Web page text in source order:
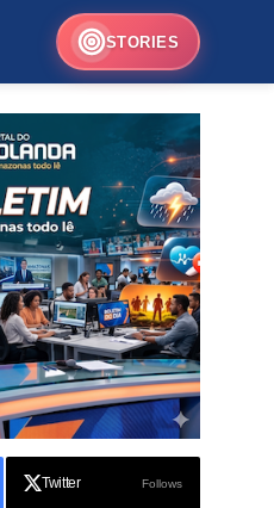
STORIES
Twitter Follows